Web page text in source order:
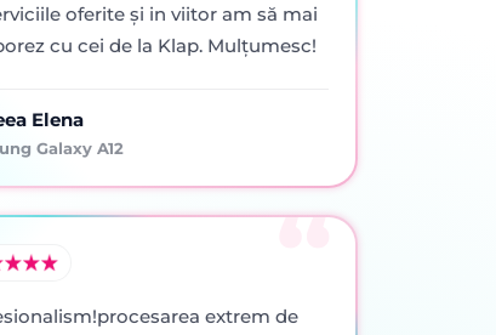
oferite şi in viitor am să mai
cu cei de la Klap. Mulţumesc!
Elena
Galaxy A12
extrem de